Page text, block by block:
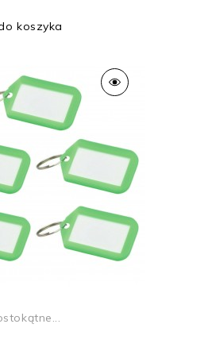
koszyka